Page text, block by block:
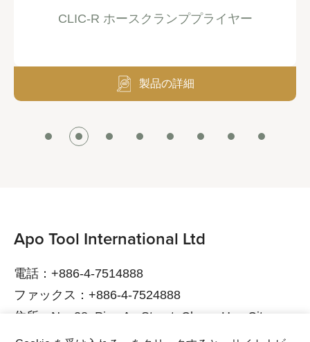
CLIC-R ホースクランププライヤー
製品の詳細
Apo Tool International Ltd
電話：+886-4-7514888
ファックス：+886-4-7524888
住所：No. 38, Ping An Street, Chang Hua City,
Chang Hua County, 500015 Taiwan